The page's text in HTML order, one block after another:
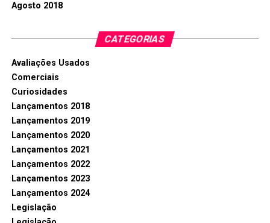
Agosto 2018
CATEGORIAS
Avaliações Usados
Comerciais
Curiosidades
Lançamentos 2018
Lançamentos 2019
Lançamentos 2020
Lançamentos 2021
Lançamentos 2022
Lançamentos 2023
Lançamentos 2024
Legislação